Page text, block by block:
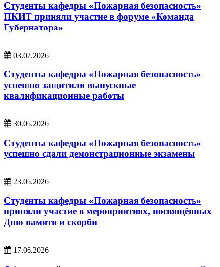
Студенты кафедры «Пожарная безопасность»
ПКИТ приняли участие в форуме «Команда
Губернатора»
03.07.2026
Студенты кафедры «Пожарная безопасность»
успешно защитили выпускные
квалификационные работы
30.06.2026
Студенты кафедры «Пожарная безопасность»
успешно сдали демонстрационные экзамены
23.06.2026
Студенты кафедры «Пожарная безопасность»
приняли участие в мероприятиях, посвящённых
Дню памяти и скорби
17.06.2026